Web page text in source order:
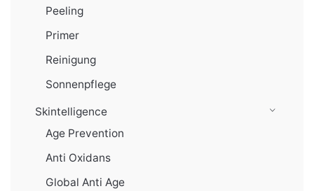
Peeling
Primer
Reinigung
Sonnenpflege
Skintelligence
Age Prevention
Anti Oxidans
Global Anti Age